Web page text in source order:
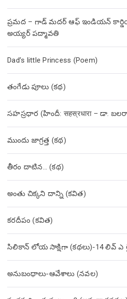
ప్రమద – గాడ్ మదర్ ఆఫ్ ఇండియన్
అయ్యర్ పద్మావతి
Dad’s little Princess (Poem)
తంగేడు పూలు (క‌థ‌)
సహస్రధార (హిందీ: सहस्रधारा – డా.
ముందు జాగ్రత్త (క‌థ‌)
తీరం దాటిన… (క‌థ‌)
అంతు చిక్కని దాన్ని (కవిత)
కరదీపం (కవిత)
సిలికాన్ లోయ సాక్షిగా (కథలు)-14 లివ్ ఎ
అనుబంధాలు-ఆవేశాలు (నవల)